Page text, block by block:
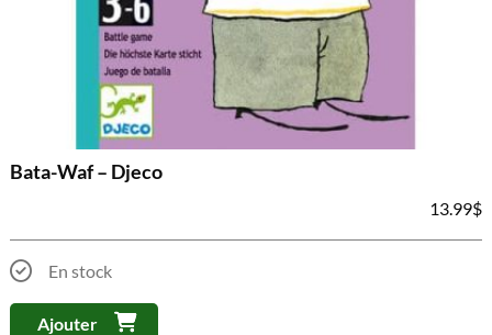
Bata-Waf – Djeco
13.99$
En stock
Ajouter